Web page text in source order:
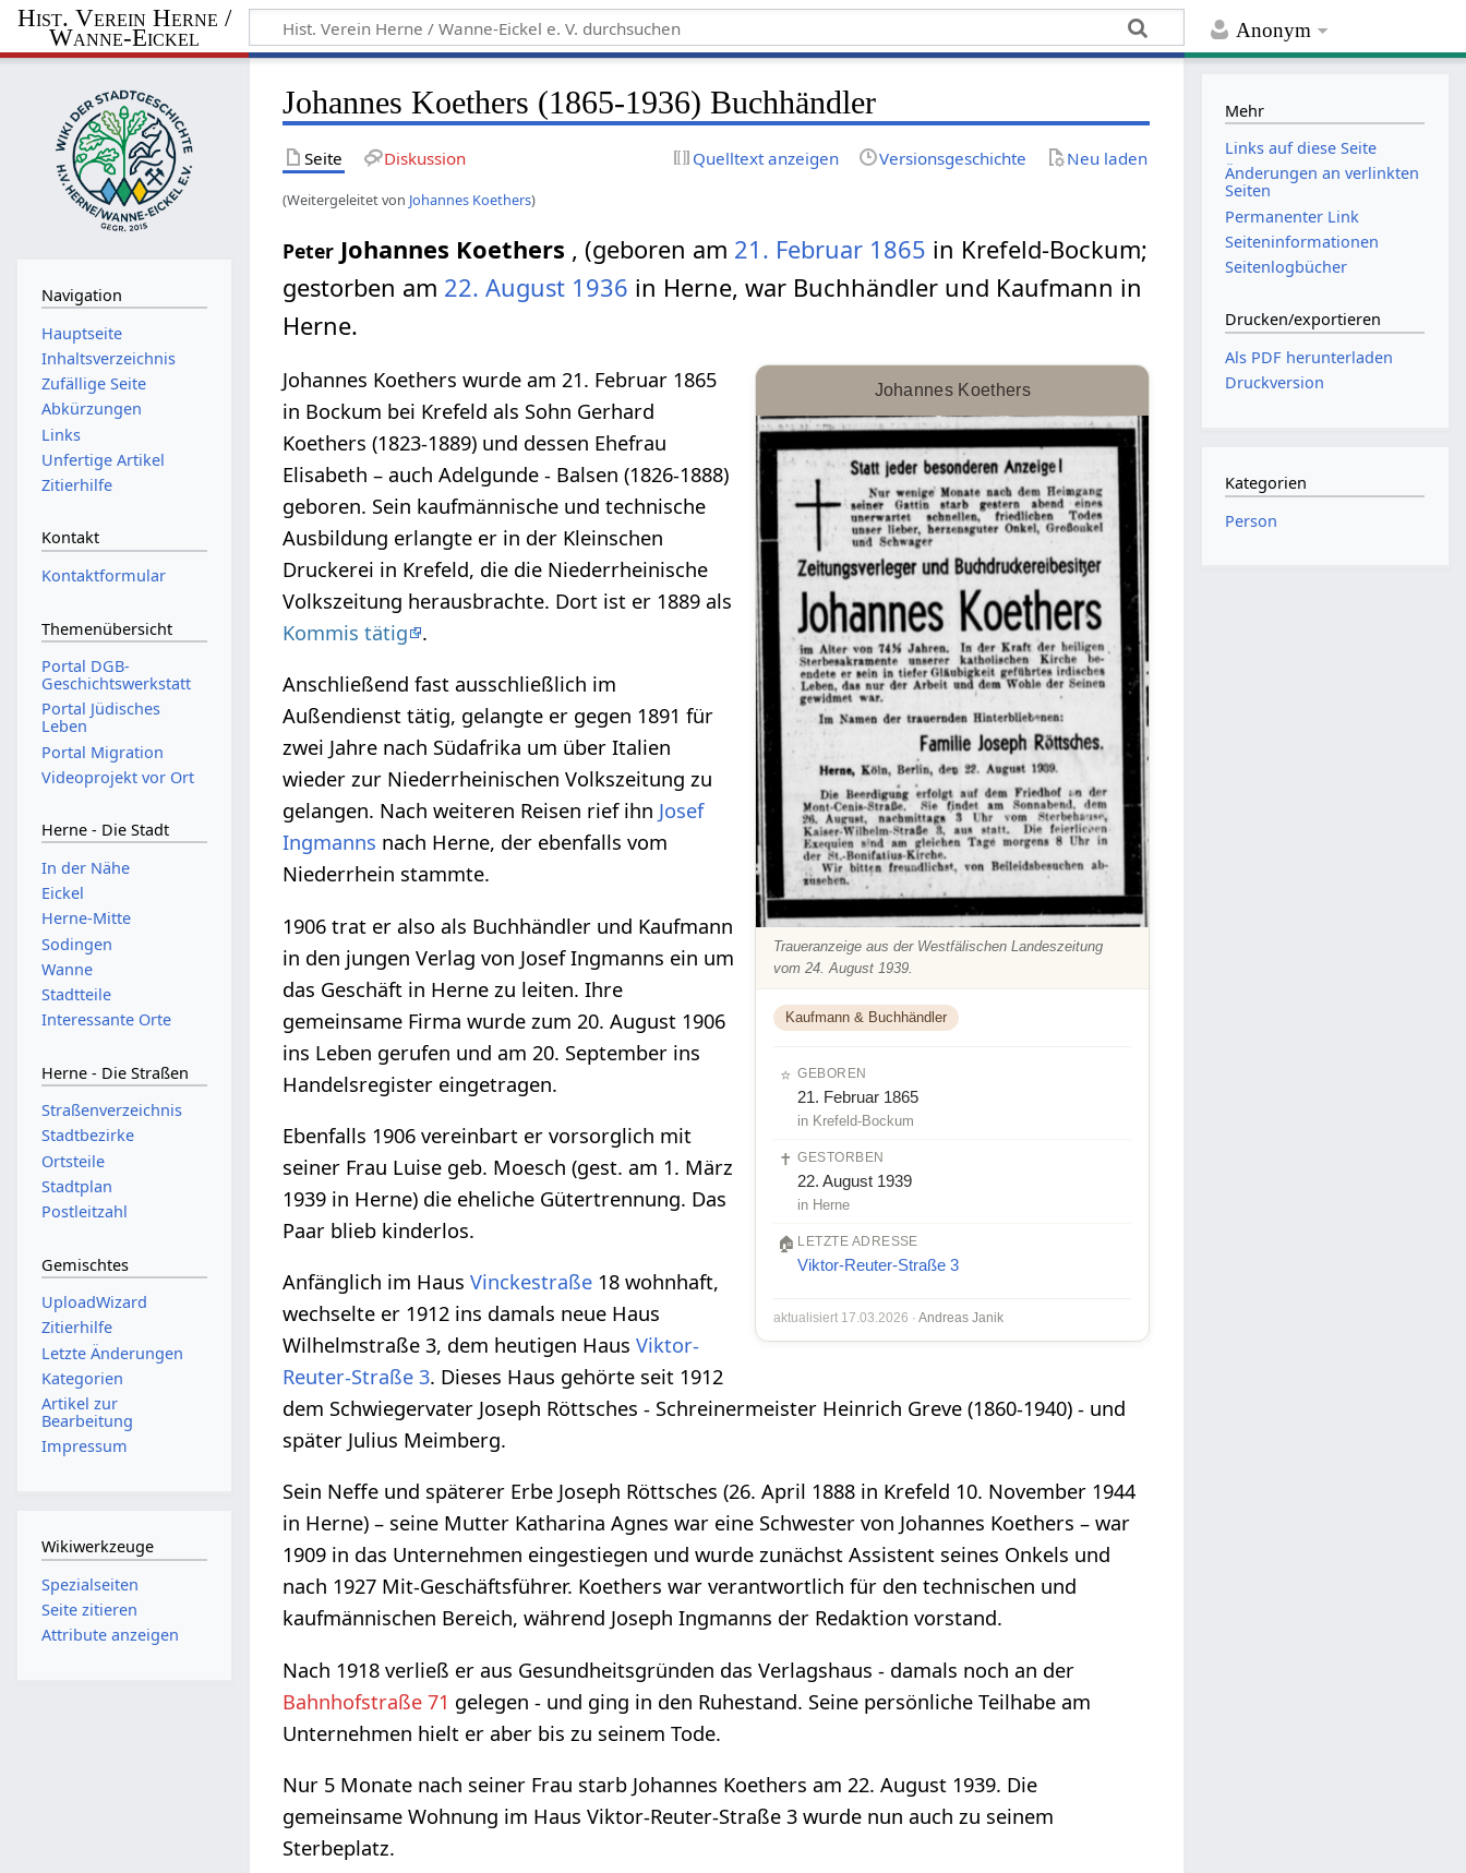
Anonym
Hist. Verein Herne /
Wanne-Eickel
Johannes Koethers (1865-1936) Buchhändler
Seite Diskussion Quelltext anzeigen Versionsgeschichte Neu laden
(Weitergeleitet von Johannes Koethers)
Peter Johannes Koethers , (geboren am 21. Februar 1865 in Krefeld-Bockum;
gestorben am 22. August 1936 in Herne, war Buchhändler und Kaufmann in
Herne.
Johannes Koethers
Traueranzeige aus der Westfälischen Landeszeitung
vom 24. August 1939.
Kaufmann & Buchhändler
⭐ GEBOREN
21. Februar 1865
in Krefeld-Bockum
✝️ GESTORBEN
22. August 1939
in Herne
🏠 LETZTE ADRESSE
Viktor-Reuter-Straße 3
aktualisiert 17.03.2026 ·Andreas Janik
Johannes Koethers wurde am 21. Februar 1865
in Bockum bei Krefeld als Sohn Gerhard
Koethers (1823-1889) und dessen Ehefrau
Elisabeth – auch Adelgunde - Balsen (1826-1888)
geboren. Sein kaufmännische und technische
Ausbildung erlangte er in der Kleinschen
Druckerei in Krefeld, die die Niederrheinische
Volkszeitung herausbrachte. Dort ist er 1889 als
Kommis tätig
.
Anschließend fast ausschließlich im
Außendienst tätig, gelangte er gegen 1891 für
zwei Jahre nach Südafrika um über Italien
wieder zur Niederrheinischen Volkszeitung zu
gelangen. Nach weiteren Reisen rief ihn Josef
Ingmanns nach Herne, der ebenfalls vom
Niederrhein stammte.
1906 trat er also als Buchhändler und Kaufmann
in den jungen Verlag von Josef Ingmanns ein um
das Geschäft in Herne zu leiten. Ihre
gemeinsame Firma wurde zum 20. August 1906
ins Leben gerufen und am 20. September ins
Handelsregister eingetragen.
Ebenfalls 1906 vereinbart er vorsorglich mit
seiner Frau Luise geb. Moesch (gest. am 1. März
1939 in Herne) die eheliche Gütertrennung. Das
Paar blieb kinderlos.
Anfänglich im HausVinckestraße 18 wohnhaft,
wechselte er 1912 ins damals neue Haus
Wilhelmstraße 3, dem heutigen HausViktor-
Reuter-Straße 3. Dieses Haus gehörte seit 1912
dem Schwiegervater Joseph Röttsches - Schreinermeister Heinrich Greve (1860-1940) - und
später Julius Meimberg.
Sein Neffe und späterer Erbe Joseph Röttsches (26. April 1888 in Krefeld 10. November 1944
in Herne) – seine Mutter Katharina Agnes war eine Schwester von Johannes Koethers – war
1909 in das Unternehmen eingestiegen und wurde zunächst Assistent seines Onkels und
nach 1927 Mit-Geschäftsführer. Koethers war verantwortlich für den technischen und
kaufmännischen Bereich, während Joseph Ingmanns der Redaktion vorstand.
Nach 1918 verließ er aus Gesundheitsgründen das Verlagshaus - damals noch an der
Bahnhofstraße 71 gelegen - und ging in den Ruhestand. Seine persönliche Teilhabe am
Unternehmen hielt er aber bis zu seinem Tode.
Nur 5 Monate nach seiner Frau starb Johannes Koethers am 22. August 1939. Die
gemeinsame Wohnung im Haus Viktor-Reuter-Straße 3 wurde nun auch zu seinem
Sterbeplatz.
Navigation
Hauptseite
Inhaltsverzeichnis
Zufällige Seite
Abkürzungen
Links
Unfertige Artikel
Zitierhilfe
Kontakt
Kontaktformular
Themenübersicht
Portal DGB-
Geschichtswerkstatt
Portal Jüdisches
Leben
Portal Migration
Videoprojekt vor Ort
Herne - Die Stadt
In der Nähe
Eickel
Herne-Mitte
Sodingen
Wanne
Stadtteile
Interessante Orte
Herne - Die Straßen
Straßenverzeichnis
Stadtbezirke
Ortsteile
Stadtplan
Postleitzahl
Gemischtes
UploadWizard
Zitierhilfe
Letzte Änderungen
Kategorien
Artikel zur
Bearbeitung
Impressum
Wikiwerkzeuge
Spezialseiten
Seite zitieren
Attribute anzeigen
Mehr
Links auf diese Seite
Änderungen an verlinkten
Seiten
Permanenter Link
Seiten­­informationen
Seitenlogbücher
Drucken/­exportieren
Als PDF herunterladen
Druckversion
Kategorien
Person